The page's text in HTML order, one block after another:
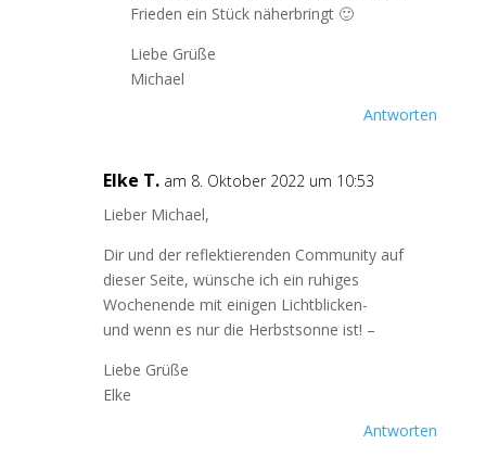
Frieden ein Stück näherbringt 🙂
Liebe Grüße
Michael
Antworten
Elke T. am 8. Oktober 2022 um 10:53
Lieber Michael,
Dir und der reflektierenden Community auf
dieser Seite, wünsche ich ein ruhiges
Wochenende mit einigen Lichtblicken-
und wenn es nur die Herbstsonne ist! –
Liebe Grüße
Elke
Antworten